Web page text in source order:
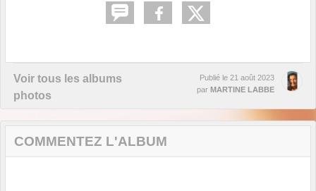
Voir tous les albums
photos
Publié le 21 août 2023
par MARTINE LABBE
COMMENTEZ L'ALBUM